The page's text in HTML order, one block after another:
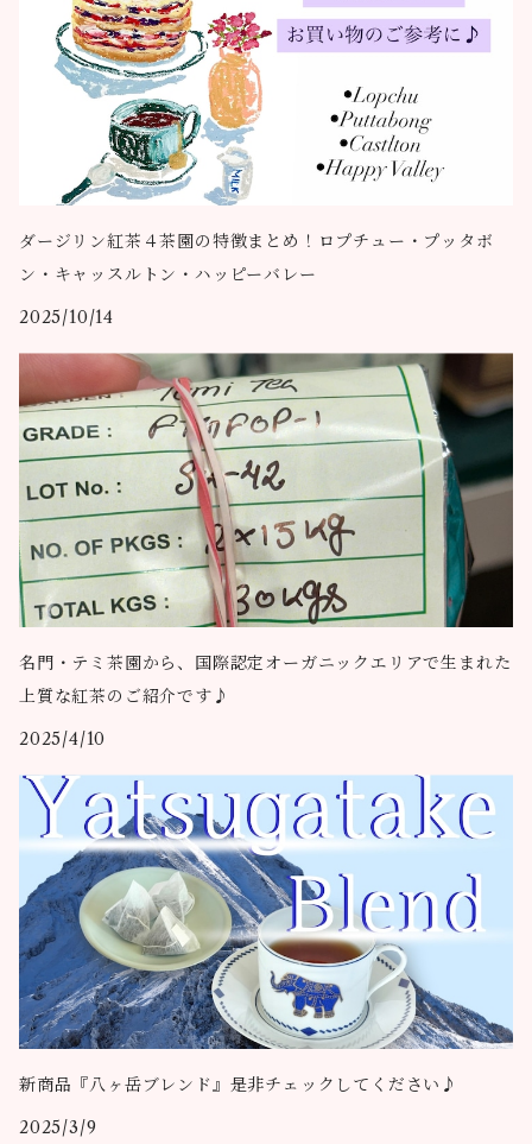
ダージリン紅茶４茶園の特徴まとめ！ロプチュー・プッタボ
ン・キャッスルトン・ハッピーバレー
2025/10/14
名門・テミ茶園から、国際認定オーガニックエリアで生まれた
上質な紅茶のご紹介です♪
2025/4/10
新商品『八ヶ岳ブレンド』是非チェックしてください♪
2025/3/9